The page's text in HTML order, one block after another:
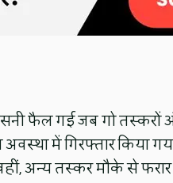
फैल गई जब गो
में गिरफ्तार किया
अन्य तस्कर मौके से